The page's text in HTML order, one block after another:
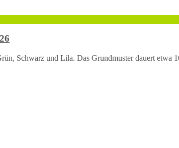
Schwarz und Lila. Das Grundmuster dauert etwa